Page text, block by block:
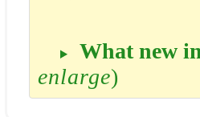
What new
enlarge)